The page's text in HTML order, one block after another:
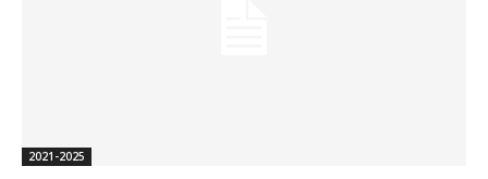
2021-2025